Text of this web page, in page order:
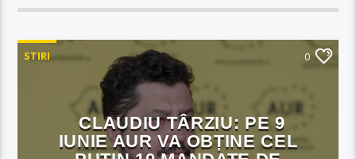
STIRI 0
CLAUDIU TÂRZIU: PE 9
IUNIE AUR VA OBȚINE CEL